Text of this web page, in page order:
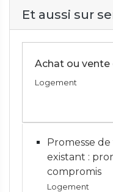
Et aussi sur
Achat ou
Logement
Promesse
existant :
compromis
Logement